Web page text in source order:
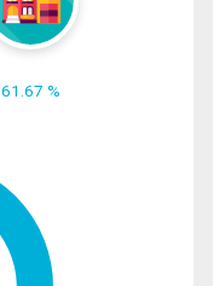
61.67 %